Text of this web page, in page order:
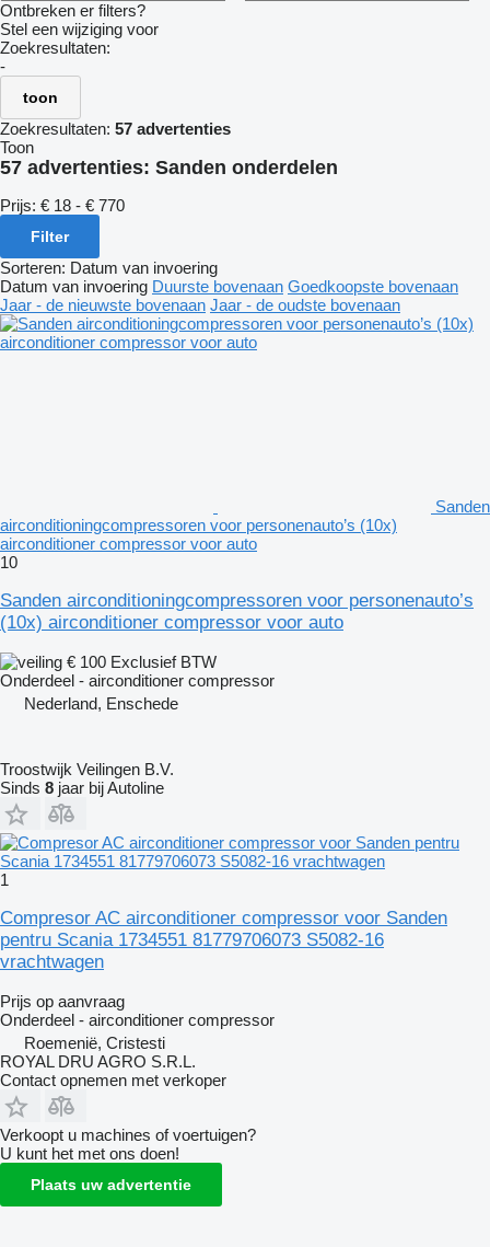
Ontbreken er filters?
Stel een wijziging voor
Zoekresultaten:
-
toon
Zoekresultaten: 57 advertenties
Toon
57 advertenties: Sanden onderdelen
Prijs: € 18 - € 770
Filter
Sorteren: Datum van invoering
Datum van invoering Duurste bovenaan Goedkoopste bovenaan
Jaar - de nieuwste bovenaan Jaar - de oudste bovenaan
Sanden
airconditioningcompressoren voor personenauto’s (10x)
airconditioner compressor voor auto
10
Sanden airconditioningcompressoren voor personenauto’s
(10x) airconditioner compressor voor auto
€ 100 Exclusief BTW
Onderdeel - airconditioner compressor
Nederland, Enschede
Troostwijk Veilingen B.V.
Sinds 8 jaar bij Autoline
1
Compresor AC airconditioner compressor voor Sanden
pentru Scania 1734551 81779706073 S5082-16
vrachtwagen
Prijs op aanvraag
Onderdeel - airconditioner compressor
Roemenië, Cristesti
ROYAL DRU AGRO S.R.L.
Contact opnemen met verkoper
Verkoopt u machines of voertuigen?
U kunt het met ons doen!
Plaats uw advertentie